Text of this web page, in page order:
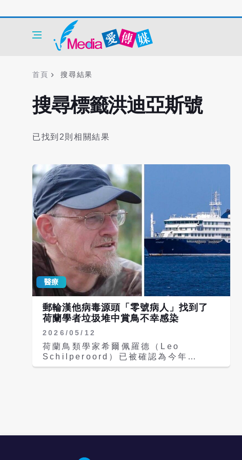
首頁 搜尋結果
搜尋標籤洪迪亞斯號
已找到2則相關結果
醫療
郵輪漢他病毒源頭「零號病人」找到了
荷蘭學者垃圾堆中賞鳥不幸感染
2026/05/12
荷蘭鳥類學家希爾佩羅德（Leo
Schilperoord）已被確認為今年
（2026年）4月南大西洋、「洪迪亞斯